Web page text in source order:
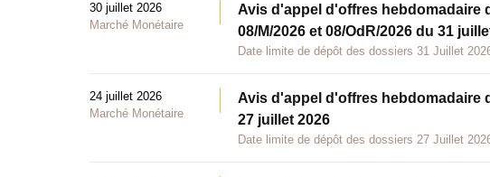
30 juillet 2026
Marché Monétaire
Avis d'appel d'offres hebdomadaire
08/M/2026 et 08/OdR/2026 du 31
Date limite de dépôt des dossiers 31 Juillet
24 juillet 2026
Marché Monétaire
Avis d'appel d'offres hebdomadaire
27 juillet 2026
Date limite de dépôt des dossiers 27 Juillet